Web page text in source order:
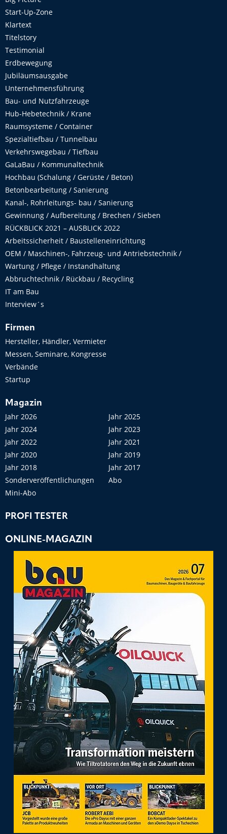
Start-Up-Zone
Klartext
Titelstory
Testimonial
Erdbewegung
Jubiläumsausgabe
Unternehmensführung
Bau- und Nutzfahrzeuge
Hub-Hebetechnik / Krane
Raumsysteme / Container
Spezialtiefbau / Tunnelbau
Verkehrswegebau / Tiefbau
GaLaBau / Kommunaltechnik
Hochbau (Schalung / Gerüste / Beton)
Betonbearbeitung / Sanierung
Kanal-, Rohrleitungs- bau / Sanierung
Gewinnung / Aufbereitung / Brechen / Sieben
RÜCKBLICK 2021 – AUSBLICK 2022
Arbeitssicherheit / Baustelleneinrichtung
OEM / Maschinen-, Fahrzeug- und Antriebstechnik /
Wartung / Pflege / Instandhaltung
Abbruchtechnik / Rückbau / Recycling
IT am Bau
Interview´s
Firmen
Hersteller, Händler, Vermieter
Messen, Seminare, Kongresse
Verbände
Startup
Magazin
Jahr 2026
Jahr 2025
Jahr 2024
Jahr 2023
Jahr 2022
Jahr 2021
Jahr 2020
Jahr 2019
Jahr 2018
Jahr 2017
Sonderveröffentlichungen
Abo
Mini-Abo
PROFI TESTER
ONLINE-MAGAZIN